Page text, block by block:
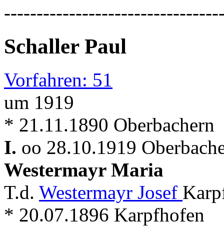
Schaller Paul
Vorfahren: 51
um 1919
* 21.11.1890 Oberbachern
I. oo 28.10.1919
Westermayr Maria
T.d. Westermayr Josef
* 20.07.1896 Karpfhofen